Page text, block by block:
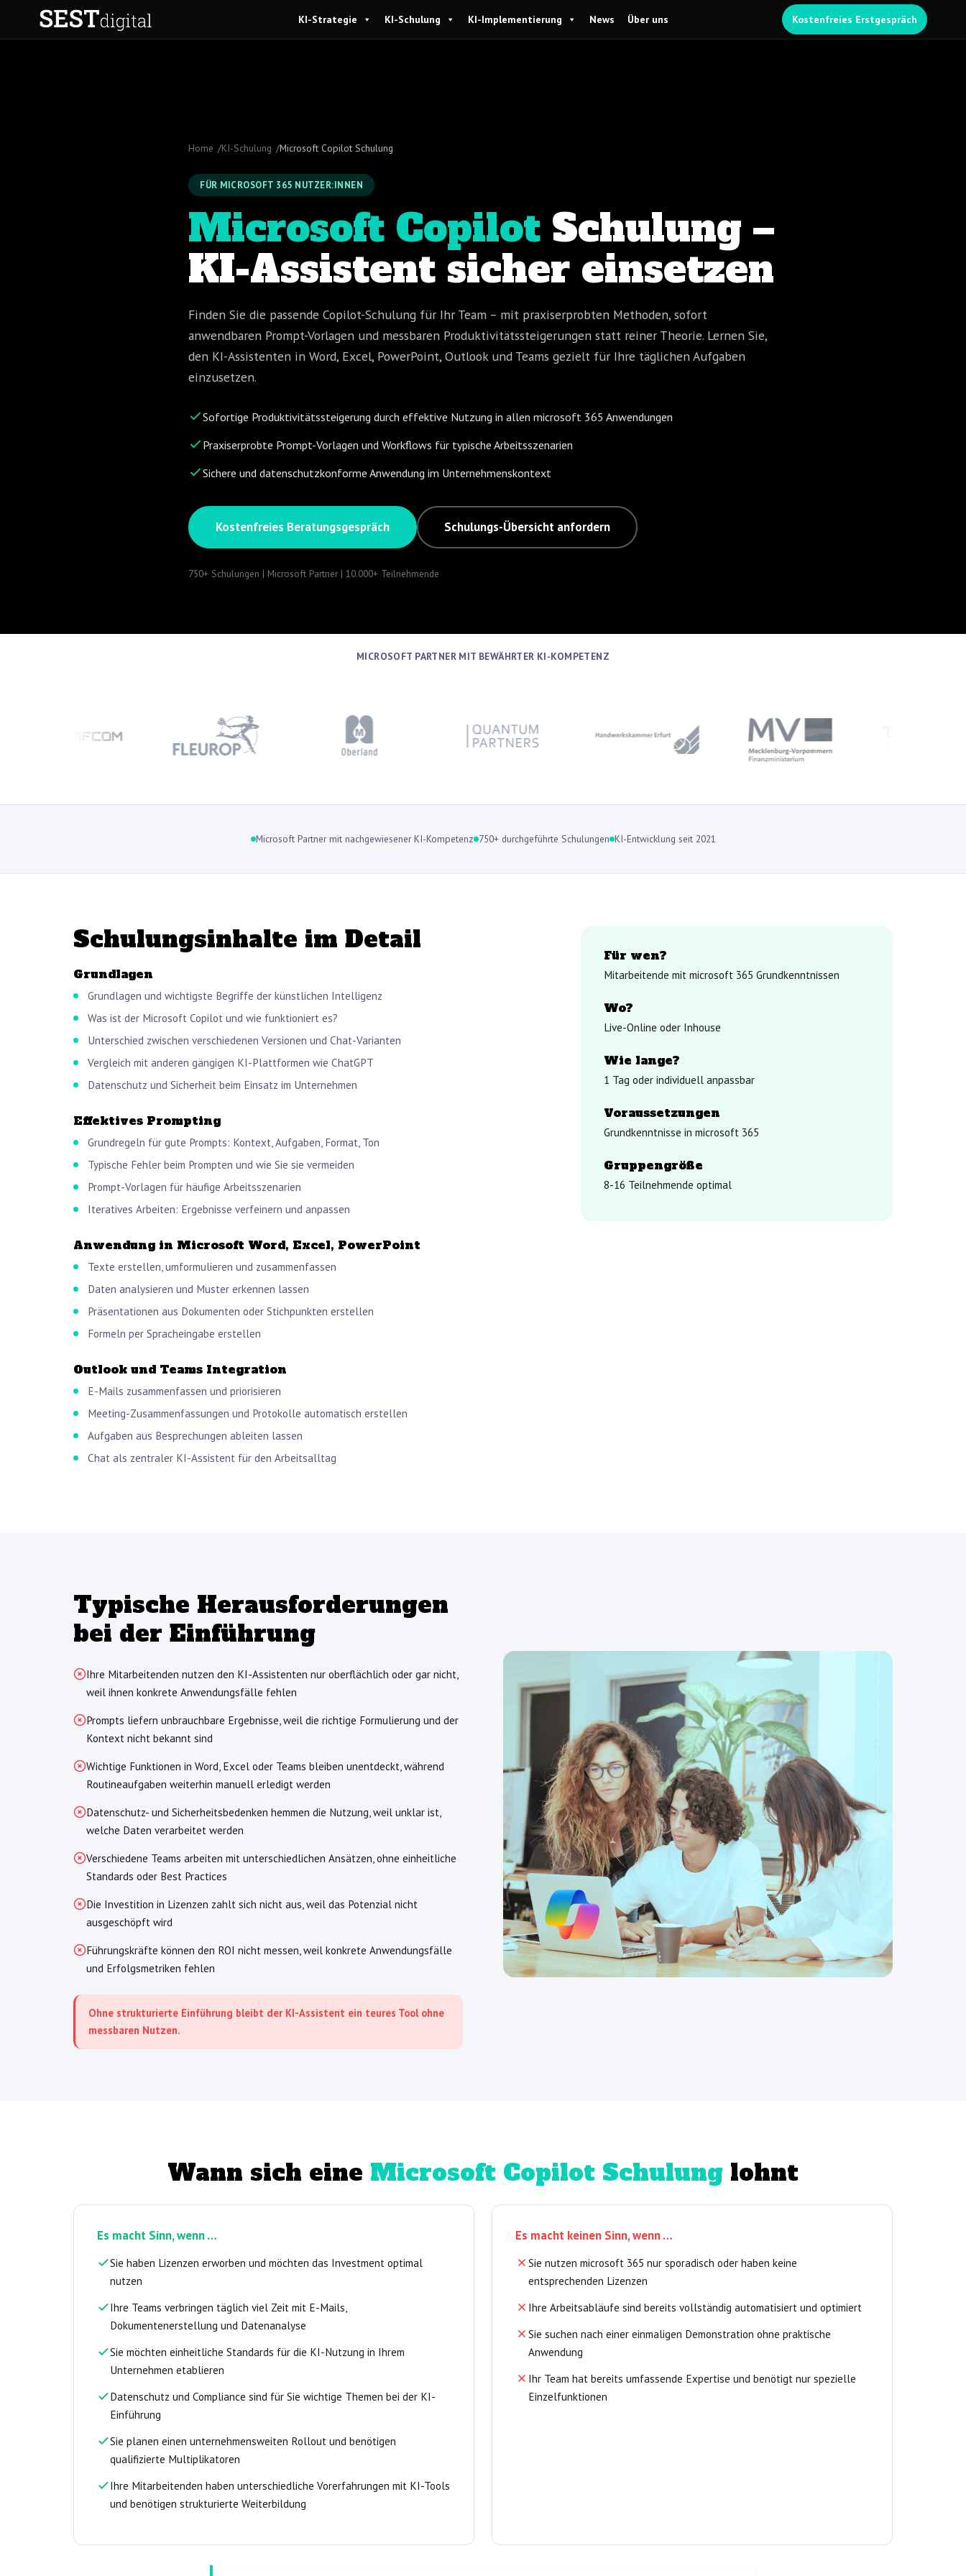
springen
KI-Strategie KI-Schulung KI-Implementierung News Über uns Kostenfreies Erstgespräch
Home KI-Schulung Microsoft Copilot Schulung
FÜR MICROSOFT 365 NUTZER:INNEN
Microsoft Copilot Schulung –
KI-Assistent sicher einsetzen
Finden Sie die passende Copilot-Schulung für Ihr Team – mit praxiserprobten Methoden, sofort
anwendbaren Prompt-Vorlagen und messbaren Produktivitätssteigerungen statt reiner Theorie. Lernen Sie,
den KI-Assistenten in Word, Excel, PowerPoint, Outlook und Teams gezielt für Ihre täglichen Aufgaben
einzusetzen.
Sofortige Produktivitätssteigerung durch effektive Nutzung in allen microsoft 365 Anwendungen
Praxiserprobte Prompt-Vorlagen und Workflows für typische Arbeitsszenarien
Sichere und datenschutzkonforme Anwendung im Unternehmenskontext
Kostenfreies Beratungsgespräch Schulungs-Übersicht anfordern
750+ Schulungen | Microsoft Partner | 10.000+ Teilnehmende
MICROSOFT PARTNER MIT BEWÄHRTER KI-KOMPETENZ
Microsoft Partner mit nachgewiesener KI-Kompetenz 750+ durchgeführte Schulungen KI-Entwicklung seit 2021
Schulungsinhalte im Detail
Grundlagen
Grundlagen und wichtigste Begriffe der künstlichen Intelligenz
Was ist der Microsoft Copilot und wie funktioniert es?
Unterschied zwischen verschiedenen Versionen und Chat-Varianten
Vergleich mit anderen gängigen KI-Plattformen wie ChatGPT
Datenschutz und Sicherheit beim Einsatz im Unternehmen
Effektives Prompting
Grundregeln für gute Prompts: Kontext, Aufgaben, Format, Ton
Typische Fehler beim Prompten und wie Sie sie vermeiden
Prompt-Vorlagen für häufige Arbeitsszenarien
Iteratives Arbeiten: Ergebnisse verfeinern und anpassen
Anwendung in Microsoft Word, Excel, PowerPoint
Texte erstellen, umformulieren und zusammenfassen
Daten analysieren und Muster erkennen lassen
Präsentationen aus Dokumenten oder Stichpunkten erstellen
Formeln per Spracheingabe erstellen
Outlook und Teams Integration
E-Mails zusammenfassen und priorisieren
Meeting-Zusammenfassungen und Protokolle automatisch erstellen
Aufgaben aus Besprechungen ableiten lassen
Chat als zentraler KI-Assistent für den Arbeitsalltag
Für wen?
Mitarbeitende mit microsoft 365 Grundkenntnissen
Wo?
Live-Online oder Inhouse
Wie lange?
1 Tag oder individuell anpassbar
Voraussetzungen
Grundkenntnisse in microsoft 365
Gruppengröße
8-16 Teilnehmende optimal
Typische Herausforderungen
bei der Einführung
Ihre Mitarbeitenden nutzen den KI-Assistenten nur oberflächlich oder gar nicht,
weil ihnen konkrete Anwendungsfälle fehlen
Prompts liefern unbrauchbare Ergebnisse, weil die richtige Formulierung und der
Kontext nicht bekannt sind
Wichtige Funktionen in Word, Excel oder Teams bleiben unentdeckt, während
Routineaufgaben weiterhin manuell erledigt werden
Datenschutz- und Sicherheitsbedenken hemmen die Nutzung, weil unklar ist,
welche Daten verarbeitet werden
Verschiedene Teams arbeiten mit unterschiedlichen Ansätzen, ohne einheitliche
Standards oder Best Practices
Die Investition in Lizenzen zahlt sich nicht aus, weil das Potenzial nicht
ausgeschöpft wird
Führungskräfte können den ROI nicht messen, weil konkrete Anwendungsfälle
und Erfolgsmetriken fehlen
Ohne strukturierte Einführung bleibt der KI-Assistent ein teures Tool ohne
messbaren Nutzen.
Wann sich eine Microsoft Copilot Schulung lohnt
Es macht Sinn, wenn …
Sie haben Lizenzen erworben und möchten das Investment optimal
nutzen
Ihre Teams verbringen täglich viel Zeit mit E-Mails,
Dokumentenerstellung und Datenanalyse
Sie möchten einheitliche Standards für die KI-Nutzung in Ihrem
Unternehmen etablieren
Datenschutz und Compliance sind für Sie wichtige Themen bei der KI-
Einführung
Sie planen einen unternehmensweiten Rollout und benötigen
qualifizierte Multiplikatoren
Ihre Mitarbeitenden haben unterschiedliche Vorerfahrungen mit KI-Tools
und benötigen strukturierte Weiterbildung
Es macht keinen Sinn, wenn …
Sie nutzen microsoft 365 nur sporadisch oder haben keine
entsprechenden Lizenzen
Ihre Arbeitsabläufe sind bereits vollständig automatisiert und optimiert
Sie suchen nach einer einmaligen Demonstration ohne praktische
Anwendung
Ihr Team hat bereits umfassende Expertise und benötigt nur spezielle
Einzelfunktionen